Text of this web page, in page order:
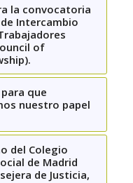
la convocatoria
Intercambio
of
que
nuestro papel
del Colegio
de Madrid
de Justicia,